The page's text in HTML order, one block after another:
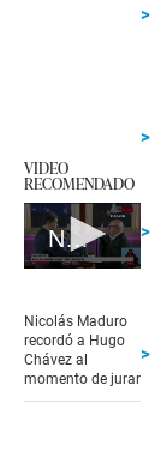
VIDEO
RECOMENDADO
Nicolás Maduro asume tercer mandato en Venezuela
of
2
minutes,
46
Nicolás Maduro
recordó a Hugo
Chávez al
momento de jurar